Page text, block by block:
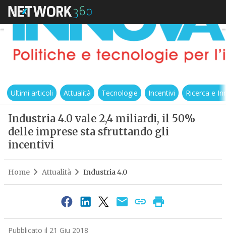
Ultimi articoli Attualità Tecnologie Incentivi Ricerca e
Industria 4.0 vale 2,4 miliardi, il 50%
delle imprese sta sfruttando gli
incentivi
Home Attualità Industria 4.0
Pubblicato il 21 Giu 2018